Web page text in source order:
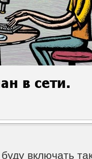
включать